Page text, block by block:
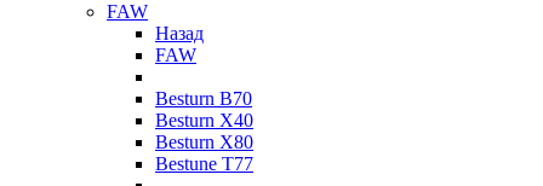
FAW
Назад
FAW
Besturn B70
Besturn X40
Besturn X80
Bestune T77